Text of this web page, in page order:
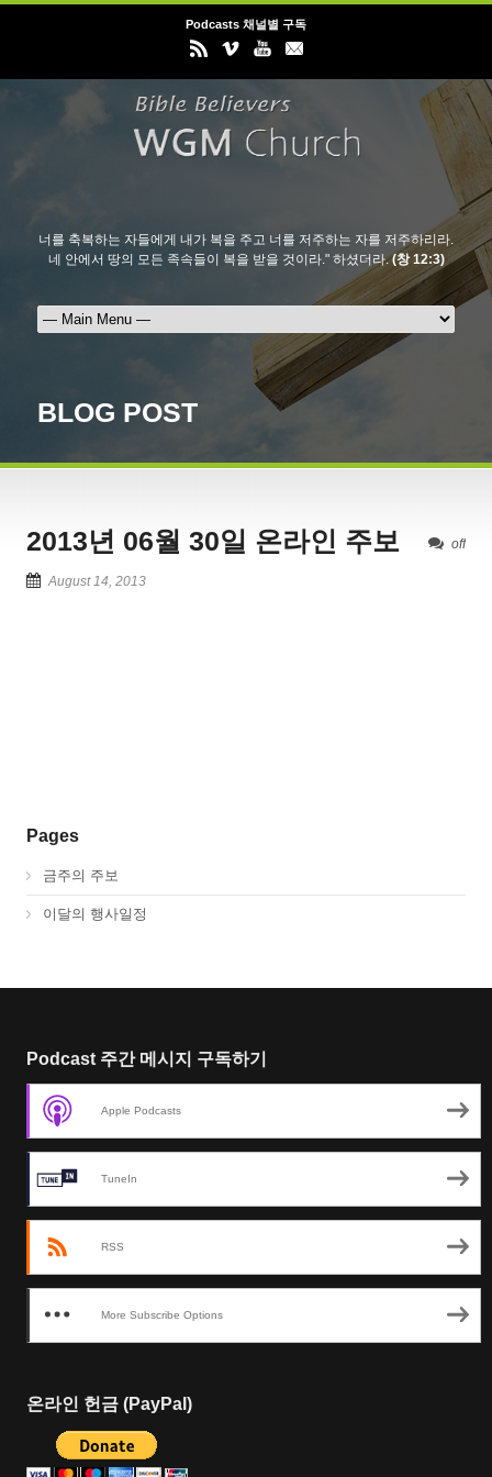
Podcasts 채널별 구독
너를 축복하는 자들에게 내가 복을 주고 너를 저주하는 자를 저주하리라.
네 안에서 땅의 모든 족속들이 복을 받을 것이라." 하셨더라.(창 12:3)
BLOG POST
off
2013년 06월 30일 온라인 주보
August 14, 2013
Pages
금주의 주보
이달의 행사일정
Podcast 주간 메시지 구독하기
Apple Podcasts
TuneIn
RSS
More Subscribe Options
온라인 헌금 (PayPal)